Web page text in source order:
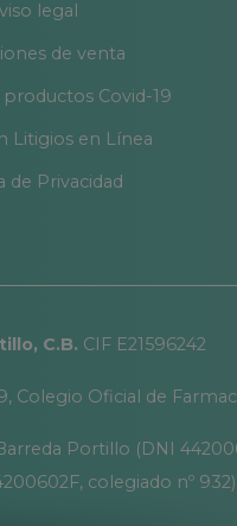
el producto y
durante el baño, ducha,
legal
de venta
Covid-19
Litigios en Línea
de Privacidad
C.B. CIF E21596242
Colegio Oficial de
Portillo (DNI
colegiado nº 932)